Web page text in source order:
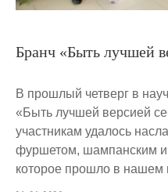
Бранч «Быть лучшей
В прошлый четверг в
«Быть лучшей версией
участникам удалось
фуршетом, шампанским и
которое прошло в нашем